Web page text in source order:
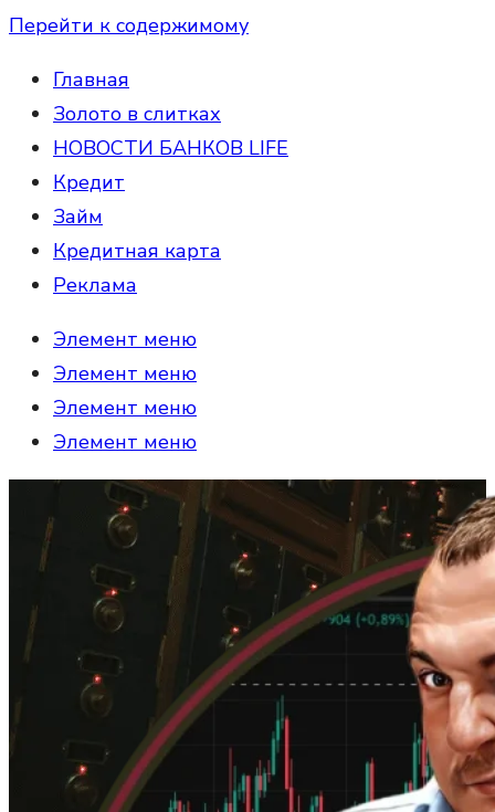
Перейти к содержимому
Главная
Золото в слитках
НОВОСТИ БАНКОВ LIFE
Кредит
Займ
Кредитная карта
Реклама
Элемент меню
Элемент меню
Элемент меню
Элемент меню